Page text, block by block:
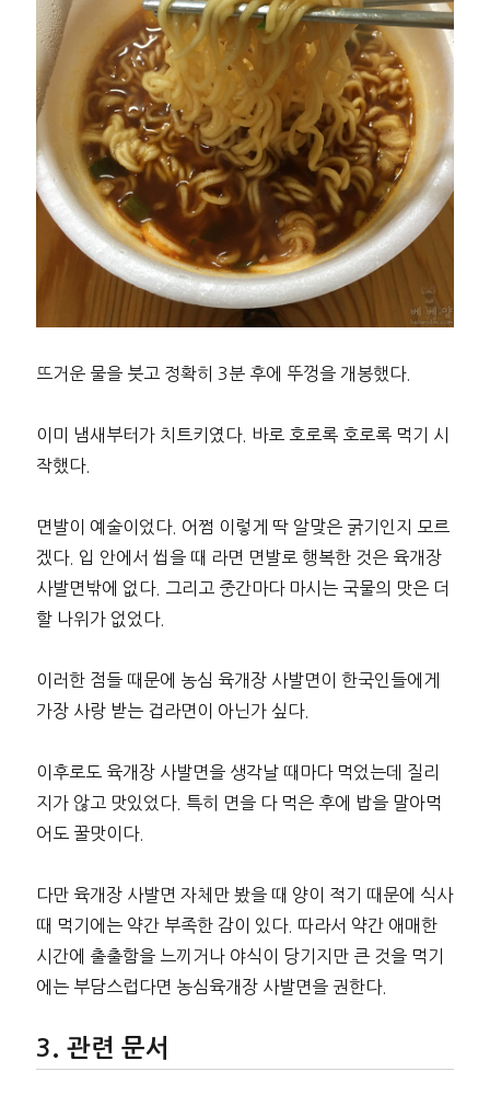
뜨거운 물을 붓고 정확히 3분 후에 뚜껑을 개봉했다.
이미 냄새부터가 치트키였다. 바로 호로록 호로록 먹기 시
작했다.
면발이 예술이었다. 어쩜 이렇게 딱 알맞은 굵기인지 모르
겠다. 입 안에서 씹을 때 라면 면발로 행복한 것은 육개장
사발면밖에 없다. 그리고 중간마다 마시는 국물의 맛은 더
할 나위가 없었다.
이러한 점들 때문에 농심 육개장 사발면이 한국인들에게
가장 사랑 받는 겁라면이 아닌가 싶다.
이후로도 육개장 사발면을 생각날 때마다 먹었는데 질리
지가 않고 맛있었다. 특히 면을 다 먹은 후에 밥을 말아먹
어도 꿀맛이다.
다만 육개장 사발면 자체만 봤을 때 양이 적기 때문에 식사
때 먹기에는 약간 부족한 감이 있다. 따라서 약간 애매한
시간에 출출함을 느끼거나 야식이 당기지만 큰 것을 먹기
에는 부담스럽다면 농심육개장 사발면을 권한다.
관련 문서